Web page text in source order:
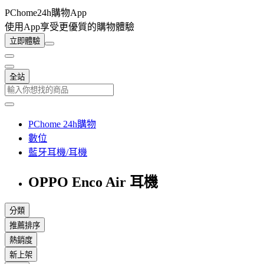
PChome24h購物App
使用App享受更優質的購物體驗
立即體驗
全站
PChome 24h購物
數位
藍牙耳機/耳機
OPPO Enco Air 耳機
分類
推薦排序
熱銷度
新上架